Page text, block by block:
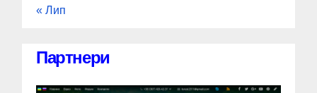
« Лип
Партнери